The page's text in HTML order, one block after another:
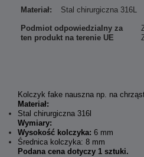
Kolczyk fake nauszna np. na
Materiał:
Stal chirurgiczna 316l
Wymiary:
Wysokość kolczyka: 6 mm
Średnica kolczyka: 8 mm
Podana cena dotyczy 1 sztuki.
Materiał: Stal chirurgiczna 316L
Podmiot odpowiedzialny za
ten produkt na terenie UE